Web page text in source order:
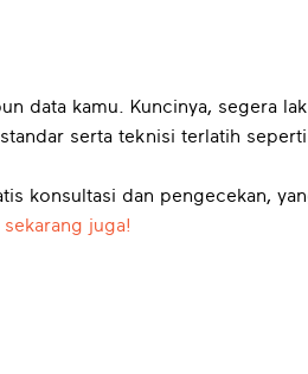
data kamu. Kuncinya, segera
serta teknisi terlatih seperti
konsultasi dan pengecekan,
juga!